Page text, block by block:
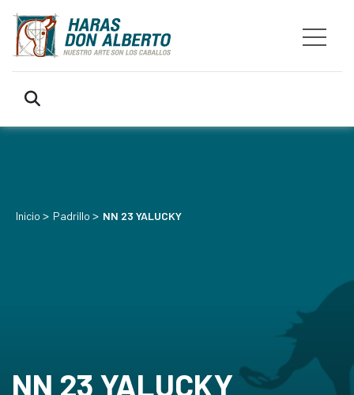
Inicio > Padrillo > NN 23 YALUCKY
NN 23 YALUCKY